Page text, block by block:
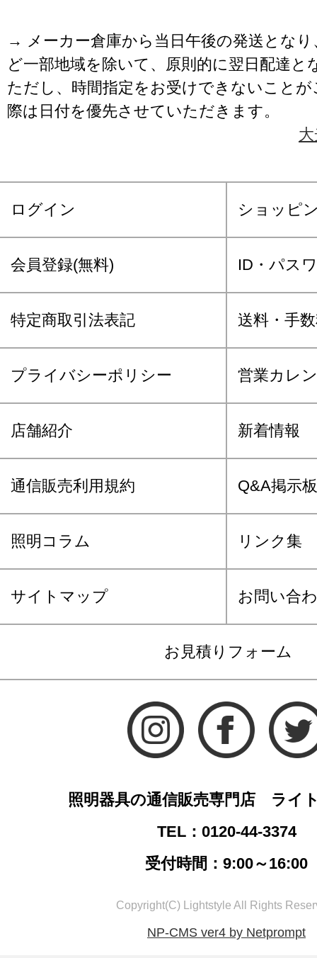
→ メーカー倉庫から当日午後の発送となり
ど一部地域を除いて、原則的に翌日配達と
ただし、時間指定をお受けできないこと
際は日付を優先させていただきます。
ログイン ショッピ
会員登録(無料) ID・パス
特定商取引法表記 送料・手
プライバシーポリシー 営業カレ
店舗紹介 新着情報
通信販売利用規約 Q&A掲示板
照明コラム リンク集
サイトマップ お問い合
お見積りフォーム
照明器具の通信販売専門店 ライ
TEL：0120-44-3374
受付時間：9:00～16:00
Copyright(C) Lightstyle All Rights
NP-CMS ver4 by Netprompt